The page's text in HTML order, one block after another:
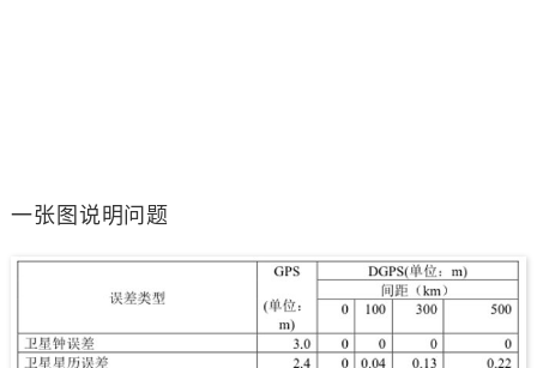
一张图说明问题